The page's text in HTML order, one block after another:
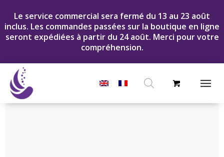
Le service commercial sera fermé du 13 au 23 août
inclus. Les commandes passées sur la boutique en ligne
seront expédiées à partir du 24 août. Merci pour votre
compréhension.
Recherche
produits